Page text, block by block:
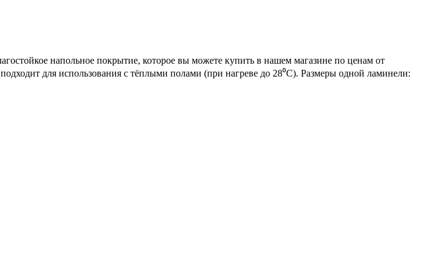
напольное покрытие, которое вы можете купить в нашем магазине по ценам от
для использования с тёплыми полами (при нагреве до 28⁰С). Размеры одной ламинели: